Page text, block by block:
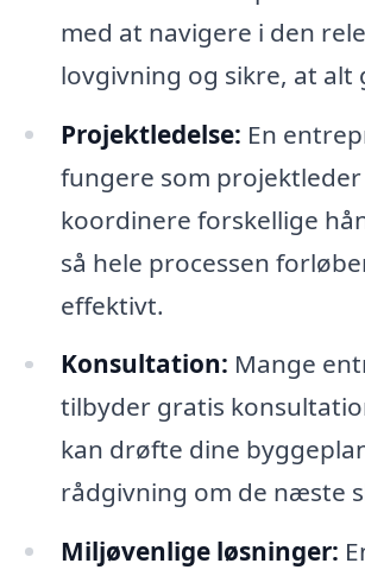
med at navigere i den
lovgivning og sikre, at
Projektledelse: En
fungere som projektleder
koordinere forskellige
så hele processen
effektivt.
Konsultation: Mange
tilbyder gratis
kan drøfte dine
rådgivning om de næste
Miljøvenlige løsninger: